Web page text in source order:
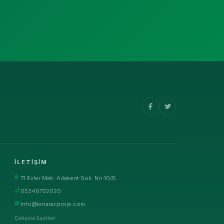
İLETIŞIM
71 Evler Mah. Adakent Sok. No:10/B
05346752020
info@krnaracproje.com
Çalışma Saatleri